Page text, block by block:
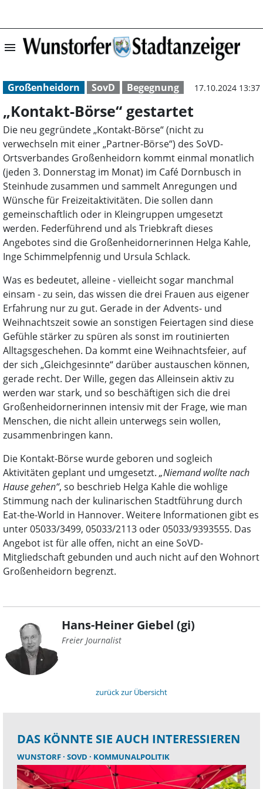
menu „Kontakt-
Großenheidorn SovD Begegnung 17.10.2024 13:37
„Kontakt-Börse“ gestartet
Die neu gegründete „Kontakt-Börse“ (nicht zu
verwechseln mit einer „Partner-Börse“) des SoVD-
Ortsverbandes Großenheidorn kommt einmal monatlich
(jeden 3. Donnerstag im Monat) im Café Dornbusch in
Steinhude zusammen und sammelt Anregungen und
Wünsche für Freizeitaktivitäten. Die sollen dann
gemeinschaftlich oder in Kleingruppen umgesetzt
werden. Federführend und als Triebkraft dieses
Angebotes sind die Großenheidornerinnen Helga Kahle,
Inge Schimmelpfennig und Ursula Schlack.
Was es bedeutet, alleine - vielleicht sogar manchmal
einsam - zu sein, das wissen die drei Frauen aus eigener
Erfahrung nur zu gut. Gerade in der Advents- und
Weihnachtszeit sowie an sonstigen Feiertagen sind diese
Gefühle stärker zu spüren als sonst im routinierten
Alltagsgeschehen. Da kommt eine Weihnachtsfeier, auf
der sich „Gleichgesinnte“ darüber austauschen können,
gerade recht. Der Wille, gegen das Alleinsein aktiv zu
werden war stark, und so beschäftigen sich die drei
Großenheidornerinnen intensiv mit der Frage, wie man
Menschen, die nicht allein unterwegs sein wollen,
zusammenbringen kann.
Die Kontakt-Börse wurde geboren und sogleich
Aktivitäten geplant und umgesetzt. „Niemand wollte nach
Hause gehen“, so beschrieb Helga Kahle die wohlige
Stimmung nach der kulinarischen Stadtführung durch
Eat-the-World in Hannover. Weitere Informationen gibt es
unter 05033/3499, 05033/2113 oder 05033/9393555. Das
Angebot ist für alle offen, nicht an eine SoVD-
Mitgliedschaft gebunden und auch nicht auf den Wohnort
Großenheidorn begrenzt.
Hans-Heiner Giebel (gi)
Freier Journalist
zurück zur Übersicht
DAS KÖNNTE SIE AUCH INTERESSIEREN
WUNSTORF SOVD KOMMUNALPOLITIK